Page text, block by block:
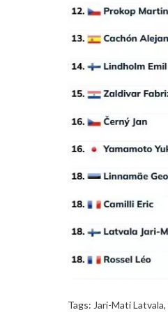
Tags: Jari-Mati Latvala,